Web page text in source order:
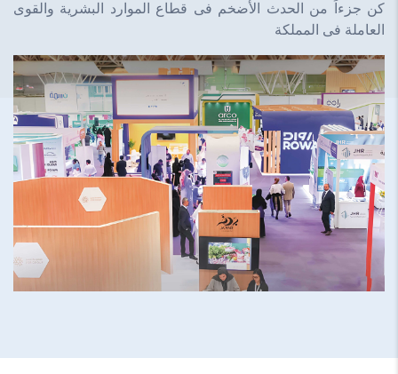
كن جزءاً من الحدث الأضخم فى قطاع الموارد البشرية والقوى
العاملة فى المملكة